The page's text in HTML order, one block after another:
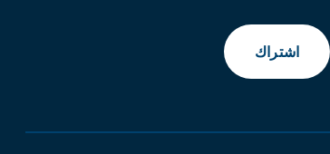
اشتراك